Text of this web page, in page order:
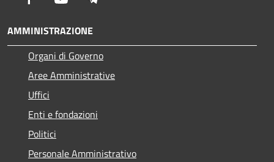
AMMINISTRAZIONE
Organi di Governo
Aree Amministrative
Uffici
Enti e fondazioni
Politici
Personale Amministrativo